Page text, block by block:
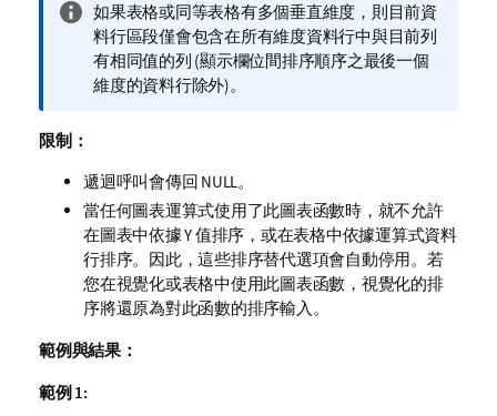
資
訊
備
註
如果表格或同等表格有多個垂直維度，則目前資
料行區段僅會包含在所有維度資料行中與目前列
有相同值的列 (顯示欄位間排序順序之最後一個
維度的資料行除外)。
限制：
遞迴呼叫會傳回 NULL。
當任何圖表運算式使用了此圖表函數時，就不允許
在圖表中依據 Y 值排序，或在表格中依據運算式資料
行排序。因此，這些排序替代選項會自動停用。若
您在視覺化或表格中使用此圖表函數，視覺化的排
序將還原為對此函數的排序輸入。
範例與結果：
範例 1: